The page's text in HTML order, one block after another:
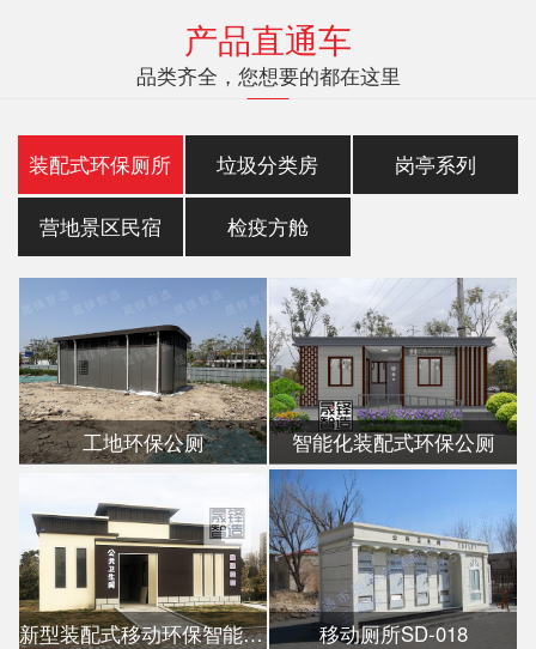
产品直通车
品类齐全，您想要的都在这里
装配式环保厕所 垃圾分类房 岗亭系列
营地景区民宿 检疫方舱
工地环保公厕 智能化装配式环保公厕
新型装配式移动环保智能公厕 移动厕所SD-018